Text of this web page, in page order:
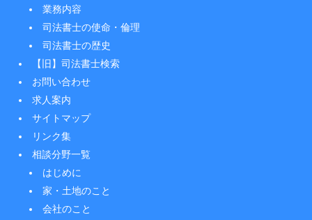
業務内容
司法書士の使命・倫理
司法書士の歴史
【旧】司法書士検索
お問い合わせ
求人案内
サイトマップ
リンク集
相談分野一覧
はじめに
家・土地のこと
会社のこと